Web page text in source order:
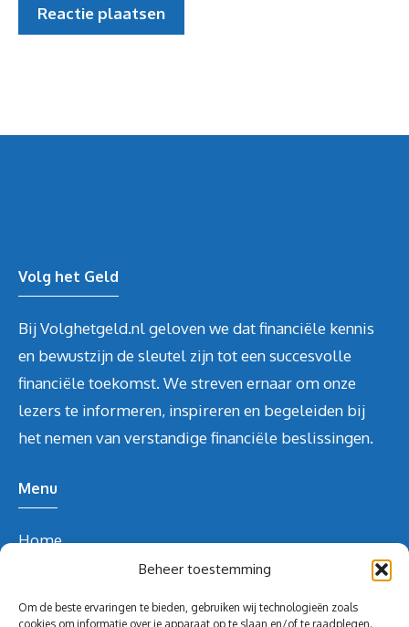
Beheer toestemming
Om de beste ervaringen te bieden, gebruiken wij technologieën zoals
cookies om informatie over je apparaat op te slaan en/of te raadplegen.
Volg het Geld
Bij Volghetgeld.nl geloven we dat financiële kennis
en bewustzijn de sleutel zijn tot een succesvolle
financiële toekomst. We streven ernaar om onze
lezers te informeren, inspireren en begeleiden bij
het nemen van verstandige financiële beslissingen.
Menu
Home
Contact